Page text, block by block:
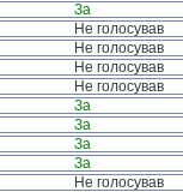
За
Не голосував
Не голосував
Не голосував
Не голосував
За
За
За
За
Не голосував